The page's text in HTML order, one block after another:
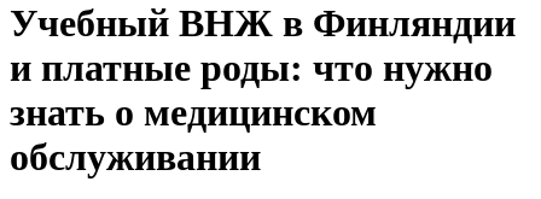
Учебный ВНЖ в Финляндии
и платные роды: что нужно
знать о медицинском
обслуживании